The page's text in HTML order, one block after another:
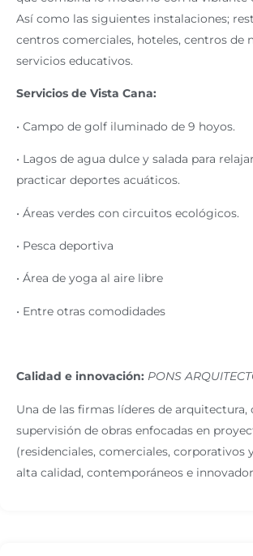
Así como las siguientes instalaciones;
centros comerciales, hoteles, centros de
servicios educativos.
Servicios de Vista Cana:
• Campo de golf iluminado de 9 hoyos.
• Lagos de agua dulce y salada para
practicar deportes acuáticos.
• Áreas verdes con circuitos ecológicos.
• Pesca deportiva
• Área de yoga al aire libre
• Entre otras comodidades
Calidad e innovación: PONS
Una de las firmas líderes de
supervisión de obras enfocadas en
(residenciales, comerciales, corporativos
alta calidad, contemporáneos e